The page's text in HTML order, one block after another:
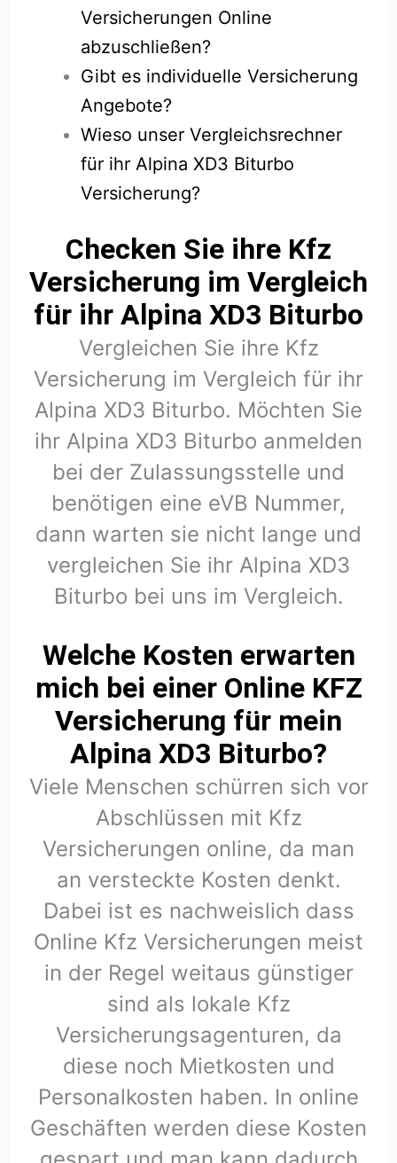
Versicherungen Online
abzuschließen?
Gibt es individuelle Versicherung
Angebote?
Wieso unser Vergleichsrechner
für ihr Alpina XD3 Biturbo
Versicherung?
Checken Sie ihre Kfz
Versicherung im Vergleich
für ihr Alpina XD3 Biturbo
Vergleichen Sie ihre Kfz
Versicherung im Vergleich für ihr
Alpina XD3 Biturbo. Möchten Sie
ihr Alpina XD3 Biturbo anmelden
bei der Zulassungsstelle und
benötigen eine eVB Nummer,
dann warten sie nicht lange und
vergleichen Sie ihr Alpina XD3
Biturbo bei uns im Vergleich.
Welche Kosten erwarten
mich bei einer Online KFZ
Versicherung für mein
Alpina XD3 Biturbo?
Viele Menschen schürren sich vor
Abschlüssen mit Kfz
Versicherungen online, da man
an versteckte Kosten denkt.
Dabei ist es nachweislich dass
Online Kfz Versicherungen meist
in der Regel weitaus günstiger
sind als lokale Kfz
Versicherungsagenturen, da
diese noch Mietkosten und
Personalkosten haben. In online
Geschäften werden diese Kosten